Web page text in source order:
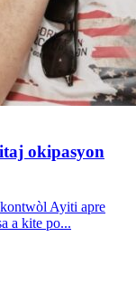
okipasyon
Ayiti apre
a kite po...